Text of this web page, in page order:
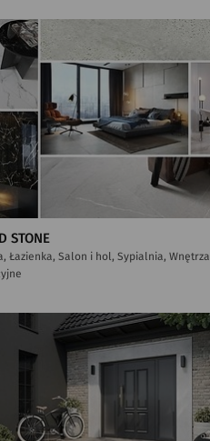
STONE
Łazienka, Salon i hol, Sypialnia, Wnętrza